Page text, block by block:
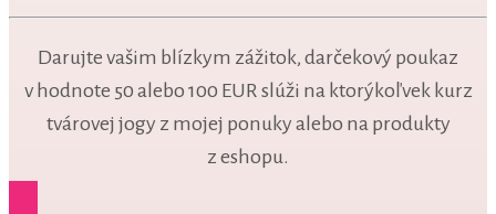
Darujte vašim blízkym zážitok, darčekový poukaz
v hodnote 50 alebo 100 EUR slúži na ktorýkoľvek kurz
tvárovej jogy z mojej ponuky alebo na produkty
z eshopu.